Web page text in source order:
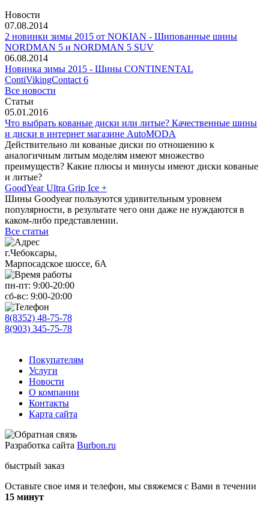
Новости
07.08.2014
2 новинки зимы 2015 от NOKIAN - Шипованные шины
NORDMAN 5 и NORDMAN 5 SUV
06.08.2014
Новинка зимы 2015 - Шины CONTINENTAL
ContiVikingContact 6
Все новости
Статьи
05.01.2016
Что выбрать кованые диски или литые? Качественные шины
и диски в интернет магазине AutoMODA
Действительно ли кованые диски по отношению к
аналогичным литым моделям имеют множество
преимуществ? Какие плюсы и минусы имеют диски кованые
и литые?
GoodYear Ultra Grip Ice +
Шины Goodyear пользуются удивительным уровнем
популярности, в результате чего они даже не нуждаются в
каком-либо представлении.
Все статьи
г.Чебоксары,
Марпосадское шоссе, 6А
пн-пт: 9:00-20:00
сб-вс: 9:00-20:00
8(8352) 48-75-78
8(903) 345-75-78
Покупателям
Услуги
Новости
О компании
Контакты
Карта сайта
Разработка сайта Burbon.ru
быстрый заказ
Оставьте свое имя и телефон, мы свяжемся с Вами в течении
15 минут